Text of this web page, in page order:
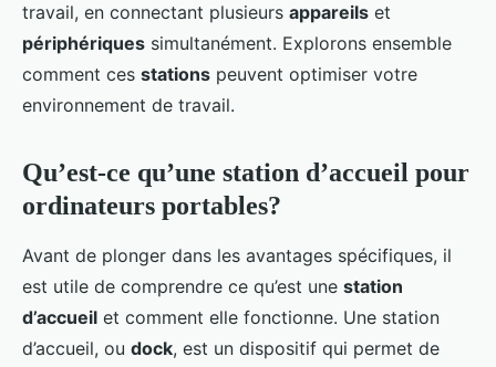
travail, en connectant plusieurs appareils et
périphériques simultanément. Explorons ensemble
comment ces stations peuvent optimiser votre
environnement de travail.
Qu’est-ce qu’une station d’accueil pour
ordinateurs portables?
Avant de plonger dans les avantages spécifiques, il
est utile de comprendre ce qu’est une station
d’accueil et comment elle fonctionne. Une station
d’accueil, ou dock, est un dispositif qui permet de